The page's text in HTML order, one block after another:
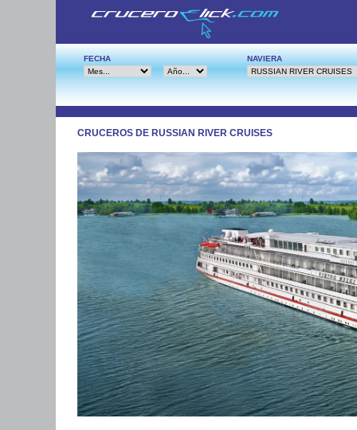
FECHA NAVIERA
CRUCEROS DE RUSSIAN RIVER CRUISES